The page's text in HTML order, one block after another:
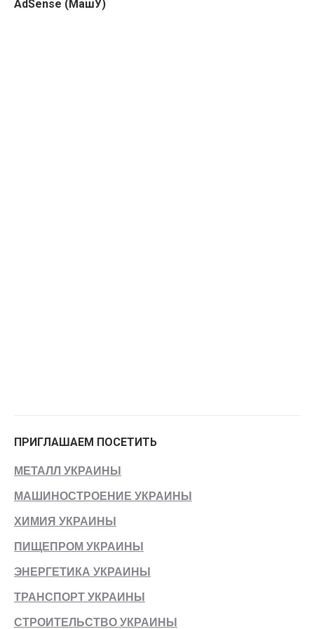
AdSense (МашУ)
ПРИГЛАШАЕМ ПОСЕТИТЬ
МЕТАЛЛ УКРАИНЫ
МАШИНОСТРОЕНИЕ УКРАИНЫ
ХИМИЯ УКРАИНЫ
ПИЩЕПРОМ УКРАИНЫ
ЭНЕРГЕТИКА УКРАИНЫ
ТРАНСПОРТ УКРАИНЫ
СТРОИТЕЛЬСТВО УКРАИНЫ